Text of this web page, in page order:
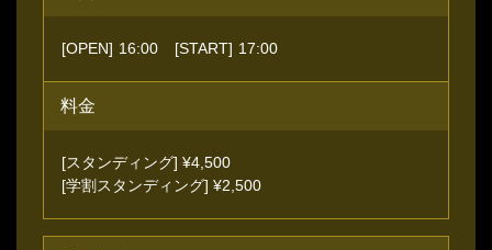
[OPEN] 16:00 [START] 17:00
料金
[スタンディング] ¥4,500
[学割スタンディング] ¥2,500